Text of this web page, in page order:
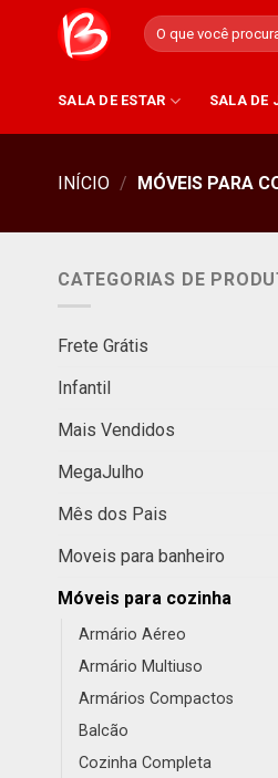
Pesquisar
por:
SALA DE ESTAR SALA DE
INÍCIO / MÓVEIS PARA
CATEGORIAS DE
Frete Grátis
Infantil
Mais Vendidos
MegaJulho
Mês dos Pais
Moveis para banheiro
Móveis para cozinha
Armário Aéreo
Armário Multiuso
Armários Compactos
Balcão
Cozinha Completa